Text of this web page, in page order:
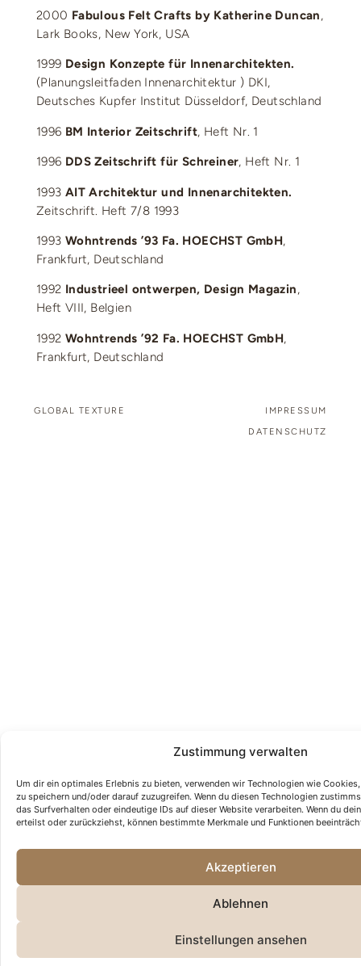
Zustimmung verwalten
Um dir ein optimales Erlebnis zu bieten, verwenden wir Technologien wie
zu speichern und/oder darauf zuzugreifen. Wenn du diesen Technologien
das Surfverhalten oder eindeutige IDs auf dieser Website verarbeiten. Wenn du
erteilst oder zurückziehst, können bestimmte Merkmale und Funktionen
Akzeptieren
Ablehnen
Einstellungen ansehen
2000 Fabulous Felt Crafts by Katherine Duncan,
Lark Books, New York, USA
1999 Design Konzepte für Innenarchitekten.
(Planungsleitfaden Innenarchitektur ) DKI,
Deutsches Kupfer Institut Düsseldorf, Deutschland
1996 BM Interior Zeitschrift, Heft Nr. 1
1996 DDS Zeitschrift für Schreiner, Heft Nr. 1
1993 AIT Architektur und Innenarchitekten.
Zeitschrift. Heft 7/8 1993
1993 Wohntrends ’93 Fa. HOECHST GmbH,
Frankfurt, Deutschland
1992 Industrieel ontwerpen, Design Magazin,
Heft VIII, Belgien
1992 Wohntrends ’92 Fa. HOECHST GmbH,
Frankfurt, Deutschland
GLOBAL TEXTURE
IMPRESSUM
DATENSCHUTZ